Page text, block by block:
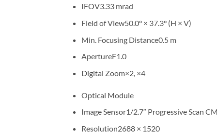
IFOV3.33 mrad
Field of View50.0° × 37.3° (H × V)
Min. Focusing Distance0.5 m
ApertureF1.0
Digital Zoom×2, ×4
Optical Module
Image Sensor1/2.7″ Progressive Scan
Resolution2688 × 1520